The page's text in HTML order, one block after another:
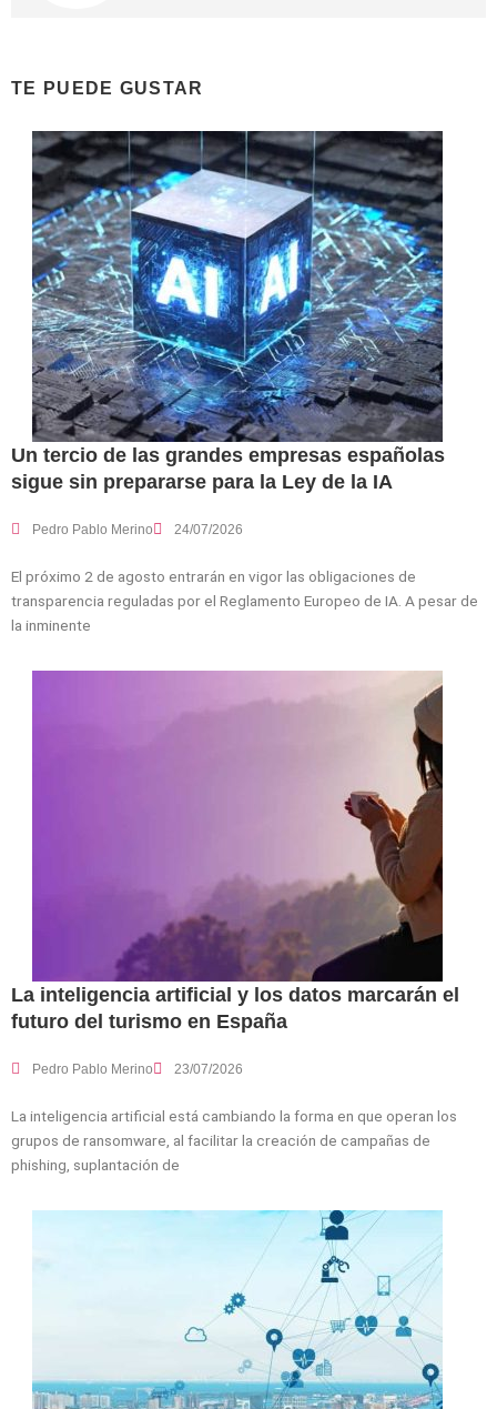
TE PUEDE GUSTAR
Un tercio de las grandes empresas españolas
sigue sin prepararse para la Ley de la IA
Pedro Pablo Merino 24/07/2026
El próximo 2 de agosto entrarán en vigor las obligaciones de
transparencia reguladas por el Reglamento Europeo de IA. A pesar de
la inminente
La inteligencia artificial y los datos marcarán el
futuro del turismo en España
Pedro Pablo Merino 23/07/2026
La inteligencia artificial está cambiando la forma en que operan los
grupos de ransomware, al facilitar la creación de campañas de
phishing, suplantación de